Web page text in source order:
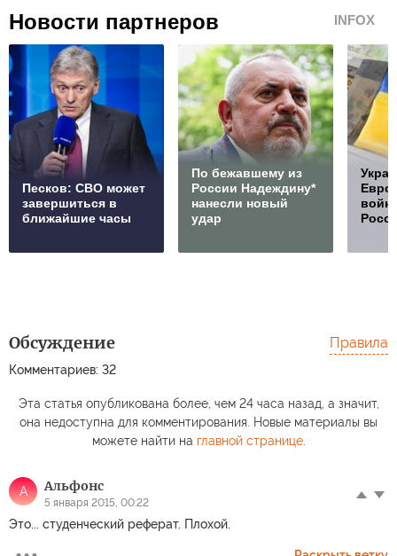
Новости партнеров INFOX
Песков: СВО может
завершиться в
ближайшие часы
По бежавшему из
России Надеждину*
нанесли новый
удар
Обсуждение
Комментариев: 32
Правила
Эта статья опубликована более, чем 24 часа назад, а значит,
она недоступна для комментирования. Новые материалы вы
можете найти на главной странице.
А Альфонс
5 января 2015, 00:22
Это... студенческий реферат. Плохой.